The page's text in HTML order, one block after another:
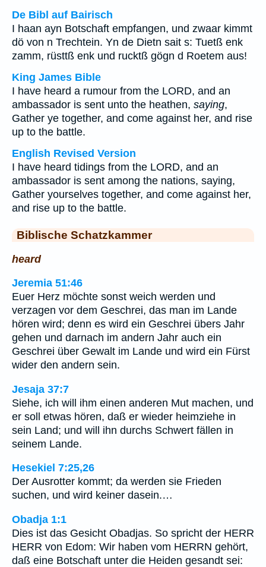
De Bibl auf Bairisch
I haan ayn Botschaft empfangen, und zwaar kimmt
dö von n Trechtein. Yn de Dietn sait s: Tuetß enk
zamm, rüsttß enk und rucktß gögn d Roetem aus!
King James Bible
I have heard a rumour from the LORD, and an
ambassador is sent unto the heathen, saying,
Gather ye together, and come against her, and rise
up to the battle.
English Revised Version
I have heard tidings from the LORD, and an
ambassador is sent among the nations, saying,
Gather yourselves together, and come against her,
and rise up to the battle.
Biblische Schatzkammer
heard
Jeremia 51:46
Euer Herz möchte sonst weich werden und
verzagen vor dem Geschrei, das man im Lande
hören wird; denn es wird ein Geschrei übers Jahr
gehen und darnach im andern Jahr auch ein
Geschrei über Gewalt im Lande und wird ein Fürst
wider den andern sein.
Jesaja 37:7
Siehe, ich will ihm einen anderen Mut machen, und
er soll etwas hören, daß er wieder heimziehe in
sein Land; und will ihn durchs Schwert fällen in
seinem Lande.
Hesekiel 7:25,26
Der Ausrotter kommt; da werden sie Frieden
suchen, und wird keiner dasein.…
Obadja 1:1
Dies ist das Gesicht Obadjas. So spricht der HERR
HERR von Edom: Wir haben vom HERRN gehört,
daß eine Botschaft unter die Heiden gesandt sei: